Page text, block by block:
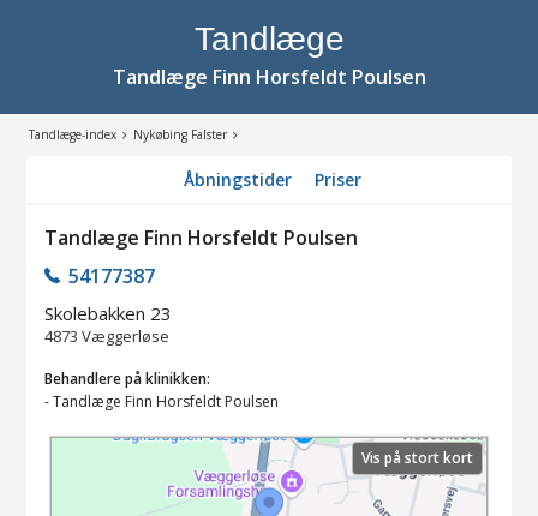
Tandlæge
Tandlæge Finn Horsfeldt Poulsen
Tandlæge-index Nykøbing Falster
Åbningstider Priser
Tandlæge Finn Horsfeldt Poulsen
54177387
Skolebakken 23
4873 Væggerløse
Behandlere på klinikken:
-Tandlæge Finn Horsfeldt Poulsen
Vis på stort kort